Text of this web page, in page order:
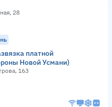
28
платной
Новой Усмани)
163